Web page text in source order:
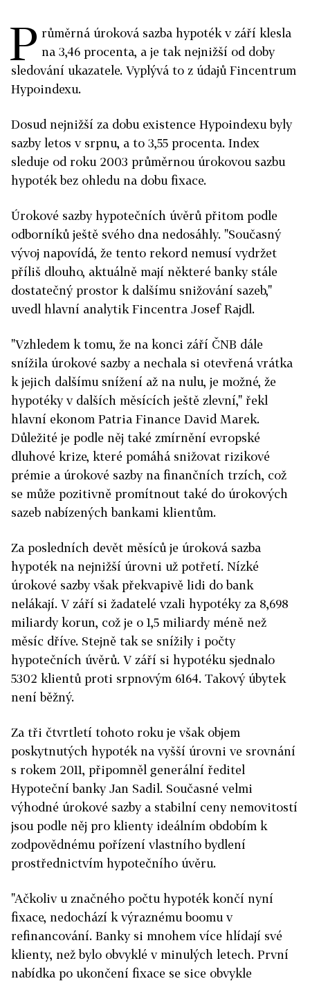
P růměrná úroková sazba hypoték v září klesla
na 3,46 procenta, a je tak nejnižší od doby
sledování ukazatele. Vyplývá to z údajů Fincentrum
Hypoindexu.
Dosud nejnižší za dobu existence Hypoindexu byly
sazby letos v srpnu, a to 3,55 procenta. Index
sleduje od roku 2003 průměrnou úrokovou sazbu
hypoték bez ohledu na dobu fixace.
Úrokové sazby hypotečních úvěrů přitom podle
odborníků ještě svého dna nedosáhly. "Současný
vývoj napovídá, že tento rekord nemusí vydržet
příliš dlouho, aktuálně mají některé banky stále
dostatečný prostor k dalšímu snižování sazeb,"
uvedl hlavní analytik Fincentra Josef Rajdl.
"Vzhledem k tomu, že na konci září ČNB dále
snížila úrokové sazby a nechala si otevřená vrátka
k jejich dalšímu snížení až na nulu, je možné, že
hypotéky v dalších měsících ještě zlevní," řekl
hlavní ekonom Patria Finance David Marek.
Důležité je podle něj také zmírnění evropské
dluhové krize, které pomáhá snižovat rizikové
prémie a úrokové sazby na finančních trzích, což
se může pozitivně promítnout také do úrokových
sazeb nabízených bankami klientům.
Za posledních devět měsíců je úroková sazba
hypoték na nejnižší úrovni už potřetí. Nízké
úrokové sazby však překvapivě lidi do bank
nelákají. V září si žadatelé vzali hypotéky za 8,698
miliardy korun, což je o 1,5 miliardy méně než
měsíc dříve. Stejně tak se snížily i počty
hypotečních úvěrů. V září si hypotéku sjednalo
5302 klientů proti srpnovým 6164. Takový úbytek
není běžný.
Za tři čtvrtletí tohoto roku je však objem
poskytnutých hypoték na vyšší úrovni ve srovnání
s rokem 2011, připomněl generální ředitel
Hypoteční banky Jan Sadil. Současné velmi
výhodné úrokové sazby a stabilní ceny nemovitostí
jsou podle něj pro klienty ideálním obdobím k
zodpovědnému pořízení vlastního bydlení
prostřednictvím hypotečního úvěru.
"Ačkoliv u značného počtu hypoték končí nyní
fixace, nedochází k výraznému boomu v
refinancování. Banky si mnohem více hlídají své
klienty, než bylo obvyklé v minulých letech. První
nabídka po ukončení fixace se sice obvykle